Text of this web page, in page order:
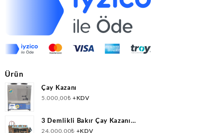
Ürün
Çay Kazanı
5.000,00₺ +KDV
3 Demlikli Bakır Çay Kazanı
Doğalgazlı(CNG)+Elektrikli Ce Belgeli
24.000,00₺ +KDV